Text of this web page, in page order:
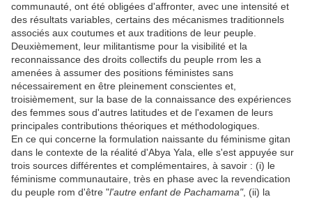
communauté, ont été obligées d'affronter, avec une intensité et
des résultats variables, certains des mécanismes traditionnels
associés aux coutumes et aux traditions de leur peuple.
Deuxièmement, leur militantisme pour la visibilité et la
reconnaissance des droits collectifs du peuple rrom les a
amenées à assumer des positions féministes sans
nécessairement en être pleinement conscientes et,
troisièmement, sur la base de la connaissance des expériences
des femmes sous d'autres latitudes et de l'examen de leurs
principales contributions théoriques et méthodologiques.
En ce qui concerne la formulation naissante du féminisme gitan
dans le contexte de la réalité d'Abya Yala, elle s'est appuyée sur
trois sources différentes et complémentaires, à savoir : (i) le
féminisme communautaire, très en phase avec la revendication
du peuple rom d'être "l'autre enfant de Pachamama", (ii) la